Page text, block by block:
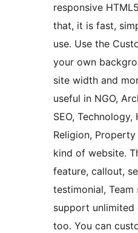
responsive
that, it is fast,
use. Use the
your own
site width and
useful in NGO,
SEO, Technology,
Religion,
kind of website.
feature, callout,
testimonial, Team
support
too. You can